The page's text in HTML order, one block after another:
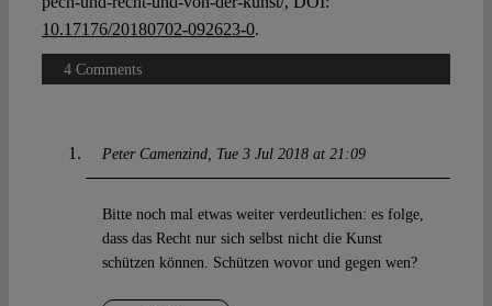
10.17176/20180702-092623-0.
4 Comments
Peter Camenzind Tue 3 Jul 2018 at 21:09
Bitte noch mal etwas weiter verdeutlichen: es folge,
dass das Recht nur sich selbst nicht die Kunst
schützen können. Schützen wovor und gegen wen?